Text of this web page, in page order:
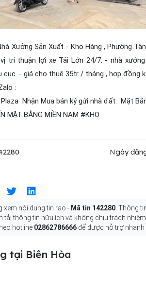
Xưởng Sản Xuất - Kho Hàng , Phường
trí thuận lợi xe Tải Lớn 24/7. - nhà
cục. - giá cho thuê 35tr / tháng , hợp đồng
:
Nhận Mua bán ký gửi nhà đất. Mặt
MẶT BẰNG MIỀN NAM #KHO
Ngày
xem nội dung tin rao - Mã tin 142280 . Thông
tải thông tin hữu ích và không chịu trách
hotline 02862786666 để được hỗ trợ nhanh
tại Biên Hòa